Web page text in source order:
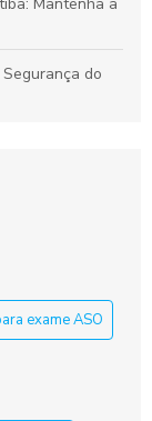
Mantenha a
do
e garanta sua
Segurança do
e Bem-Estar
e Segurança
exame ASO